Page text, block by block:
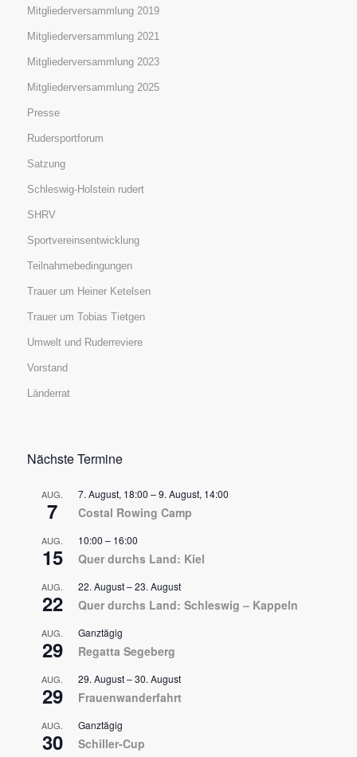
Mitgliederversammlung 2019
Mitgliederversammlung 2021
Mitgliederversammlung 2023
Mitgliederversammlung 2025
Presse
Rudersportforum
Satzung
Schleswig-Holstein rudert
SHRV
Sportvereinsentwicklung
Teilnahmebedingungen
Trauer um Heiner Ketelsen
Trauer um Tobias Tietgen
Umwelt und Ruderreviere
Vorstand
Länderrat
Nächste Termine
AUG.
7
7. August, 18:00 –9. August, 14:00
Costal Rowing Camp
AUG.
15
10:00 – 16:00
Quer durchs Land: Kiel
AUG.
22
22. August–23. August
Quer durchs Land: Schleswig – Kappeln
AUG.
29
Ganztägig
Regatta Segeberg
AUG.
29
29. August–30. August
Frauenwanderfahrt
AUG.
30
Ganztägig
Schiller-Cup